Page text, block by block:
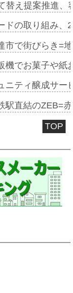
替え提案推進
ドの取り組み
市で街びらき=
機でお菓子や
ニティ醸成サ
駅直結のZEB=
TOP